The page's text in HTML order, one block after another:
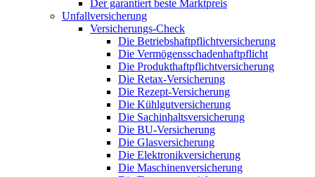
Der garantiert beste Marktpreis
Unfallversicherung
Versicherungs-Check
Die Betriebshaftpflichtversicherung
Die Vermögensschadenhaftpflicht
Die Produkthaftpflichtversicherung
Die Retax-Versicherung
Die Rezept-Versicherung
Die Kühlgutversicherung
Die Sachinhaltsversicherung
Die BU-Versicherung
Die Glasversicherung
Die Elektronikversicherung
Die Maschinenversicherung